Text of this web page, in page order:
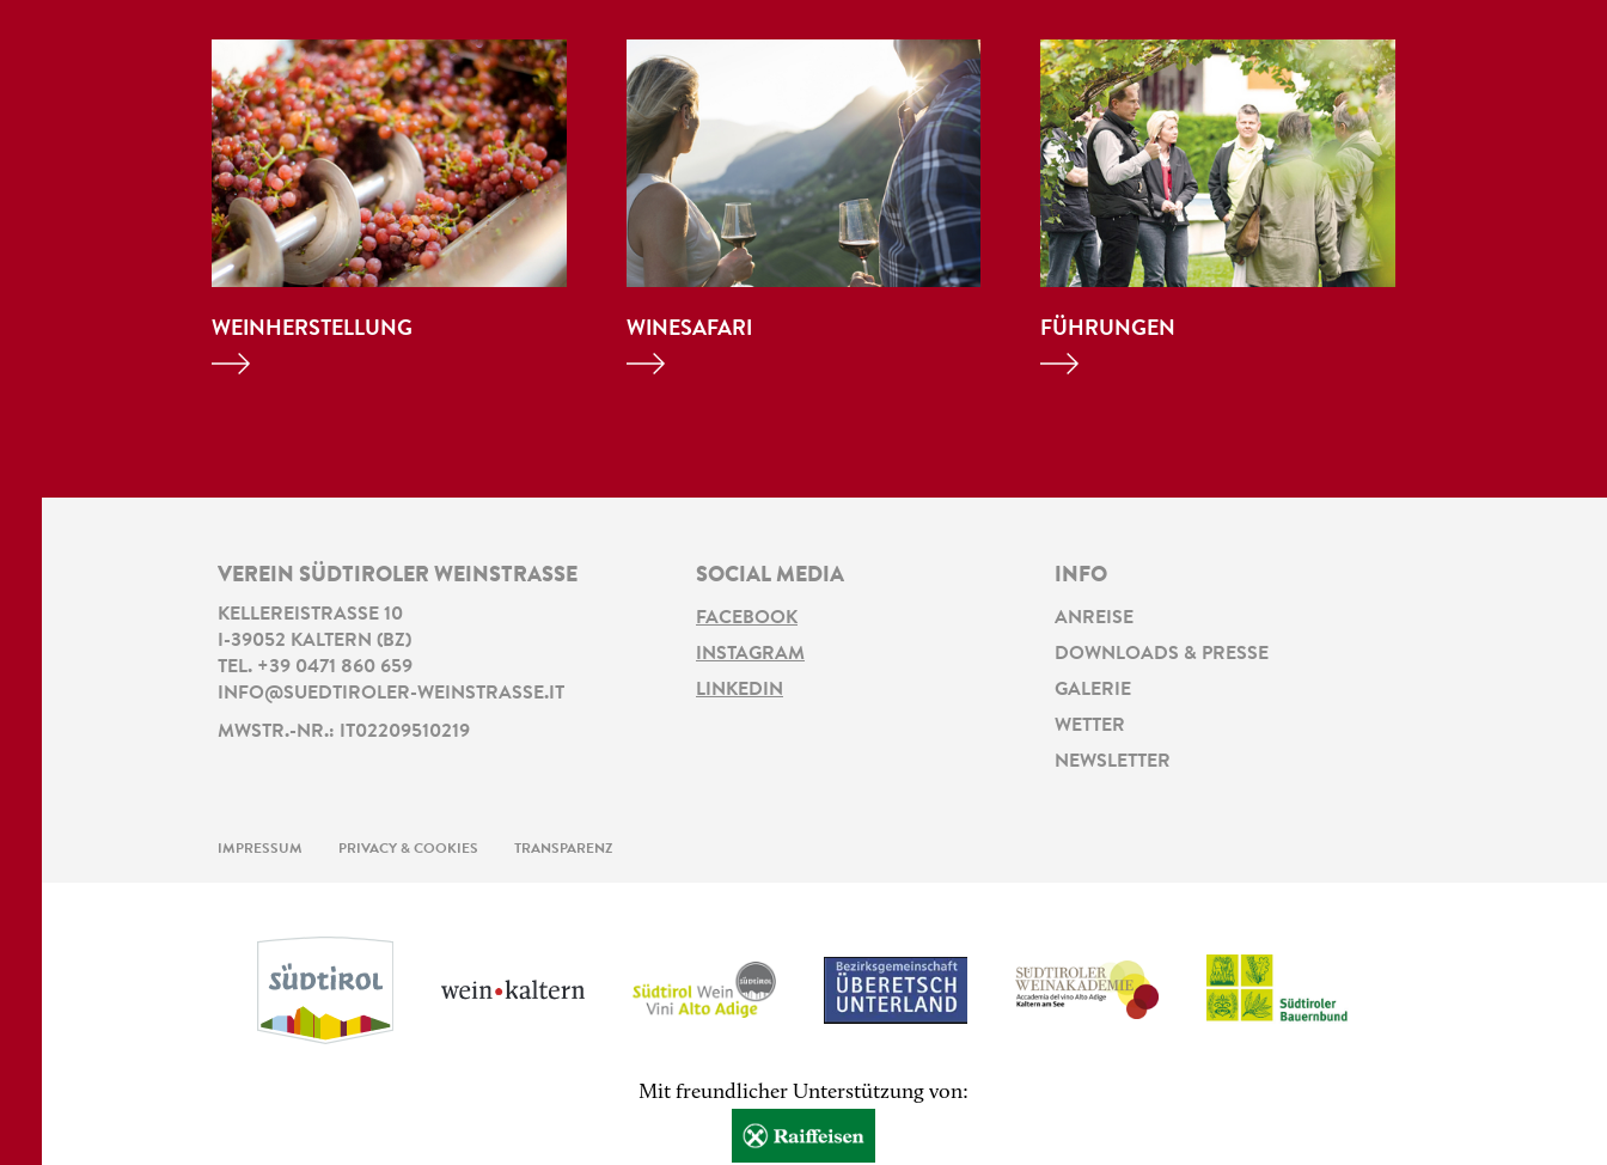
WEINHERSTELLUNG WINESAFARI FÜHRUNGEN
VEREIN SÜDTIROLER WEINSTRASSE
KELLEREISTRASSE 10
-39052 KALTERN (BZ)
TEL. +39 0471 860 659
INFO@SUEDTIROLER-WEINSTRASSE.IT
MWSTR.-NR.: IT02209510219
SOCIAL MEDIA
FACEBOOK
INSTAGRAM
LINKEDIN
INFO
ANREISE
DOWNLOADS & PRESSE
GALERIE
WETTER
NEWSLETTER
IMPRESSUM PRIVACY & COOKIES TRANSPARENZ
Mit freundlicher Unterstützung von: